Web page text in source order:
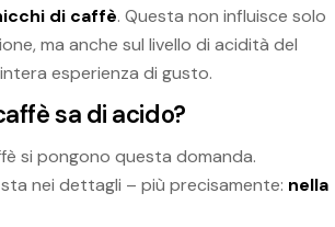
di caffè. Questa non influisce solo
ma anche sul livello di acidità del
esperienza di gusto.
sa di acido?
si pongono questa domanda.
nei dettagli – più precisamente: nella